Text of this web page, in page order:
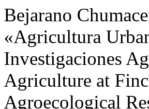
Bejarano
«Agricultura
Investigaciones
Agriculture at
Agroecological